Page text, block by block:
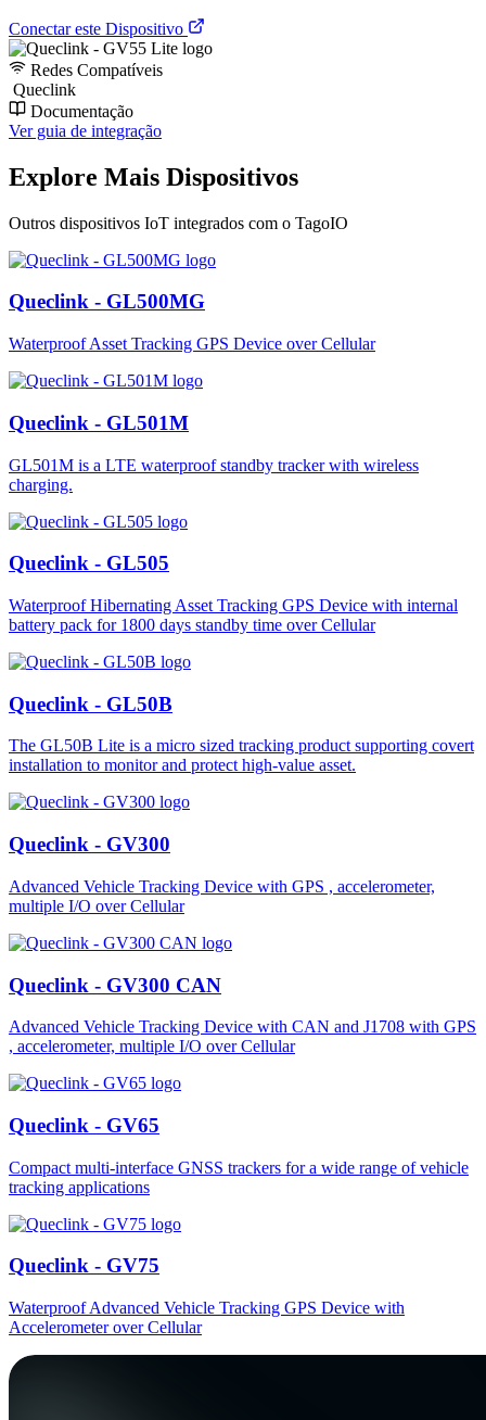
Conectar este Dispositivo
Redes Compatíveis
Queclink
Documentação
Ver guia de integração
Explore Mais Dispositivos
Outros dispositivos IoT integrados com o TagoIO
Queclink - GL500MG
Waterproof Asset Tracking GPS Device over Cellular
Queclink - GL501M
GL501M is a LTE waterproof standby tracker with wireless
charging.
Queclink - GL505
Waterproof Hibernating Asset Tracking GPS Device with internal
battery pack for 1800 days standby time over Cellular
Queclink - GL50B
The GL50B Lite is a micro sized tracking product supporting covert
installation to monitor and protect high-value asset.
Queclink - GV300
Advanced Vehicle Tracking Device with GPS , accelerometer,
multiple I/O over Cellular
Queclink - GV300 CAN
Advanced Vehicle Tracking Device with CAN and J1708 with GPS
, accelerometer, multiple I/O over Cellular
Queclink - GV65
Compact multi-interface GNSS trackers for a wide range of vehicle
tracking applications
Queclink - GV75
Waterproof Advanced Vehicle Tracking GPS Device with
Accelerometer over Cellular